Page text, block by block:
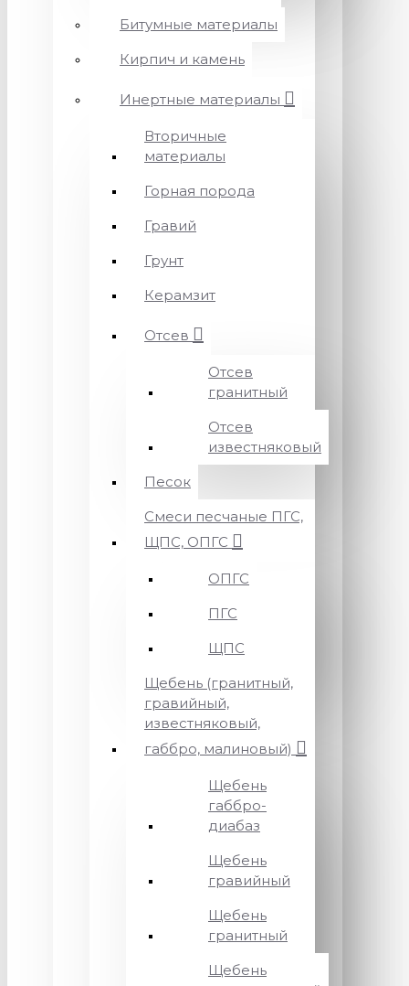
Битумные материалы
Кирпич и камень
Инертные материалы
Вторичные
материалы
Горная порода
Гравий
Грунт
Керамзит
Отсев
Отсев
гранитный
Отсев
известняковый
Песок
Смеси песчаные ПГС,
ЩПС, ОПГС
ОПГС
ПГС
ЩПС
Щебень (гранитный,
гравийный,
известняковый,
габбро, малиновый)
Щебень
габбро-
диабаз
Щебень
гравийный
Щебень
гранитный
Щебень